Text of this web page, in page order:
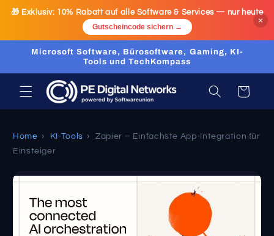
🎁 Exklusiv: 10% Rabattauf alle Software & Services — nur heute
Gutscheincode sichern →
×
directamente
Microsoft Software, Bürosoftware, Gaming, KI-
Tools und TechKompass
Carrito
Home › KI-Tools ›
Zapier – Einfachste App-Integration für
Einsteiger